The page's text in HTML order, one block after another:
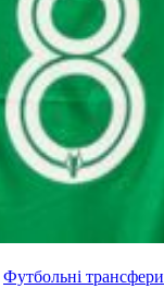
Футбольні трансфери